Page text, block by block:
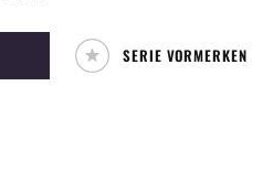
SERIE VORMERKEN